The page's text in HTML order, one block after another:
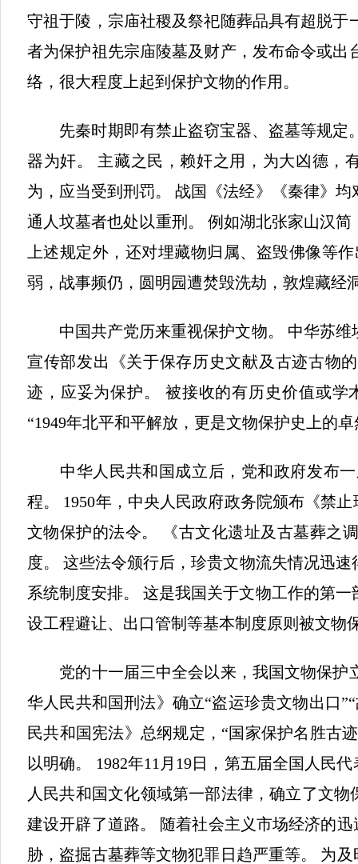
守祖于陵，宗庙社稷及祭祀随葬品具有超脱
者为保护祖先宗庙陵墓及财产，发布命令或
络，很大程度上起到保护文物的作用。
先秦时期即有禁止盗窃宝器、盗墓等规定。
器为奸。 主藏之民，赖奸之用，为大凶德，
为，应当受到刑罚。 战国《法经》《秦律》
通人坟墓者也处以重刑。 例如湖北张家山汉
上述规定外，还对埋藏物归属、盗毁佛像等
弱，战事频仍，圆明园遭焚毁洗劫，敦煌藏经
中国共产党历来重视保护文物。 中华苏维
宣传部发出《关于保存历史文献及古迹古物
迹，应妥为保护。 被接收的有历史价值或
“1949年北平和平解放，更是文物保护史上的
中华人民共和国成立后，党和政府发布一
程。 1950年，中央人民政府政务院颁布《禁
文物保护的法令。 《古文化遗址及古墓葬之
度。 这些法令颁行后，珍贵文物流失情况迅
系统制度安排。 这是我国关于文物工作的第
设工程避让、出口管制等基本制度原则被文物
党的十一届三中全会以来，我国文物保护
华人民共和国刑法》确立“盗运珍贵文物出口
民共和国宪法》总纲规定，“国家保护名胜古
以明确。 1982年11月19日，第五届全国人民
人民共和国文化领域第一部法律，确立了文
建设开辟了道路。 随着社会主义市场经济的
胁，盗掘古墓葬等文物犯罪日趋严重等。 为